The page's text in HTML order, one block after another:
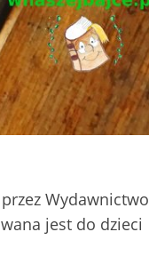
Wydawnictwo
jest do dzieci